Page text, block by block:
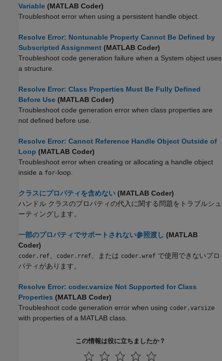
Variable (MATLAB Coder)
Troubleshoot error when using a persistent handle object.
Resolve Error: Nontunable Property Cannot Be Defined by
Subscripted Assignment (MATLAB Coder)
Troubleshoot code generation failure when a System object uses
a structure.
Resolve Error: Class Properties Must Be Fully Defined
Before Use (MATLAB Coder)
Troubleshoot code generation error when class properties are
not defined before use.
Resolve Error: Cannot Reference Handle Object Outside of
Loop (MATLAB Coder)
Troubleshoot error when creating or allocating a handle object
inside a for-loop.
クラスにプロパティを含めない (MATLAB Coder)
ハンドル クラスのプロパティの代入に関する問題をトラブルシュ
ーティングします。
一部のプロパティでサポートされない参照渡し (MATLAB
Coder)
coder.ref coder.rref 、または coder.wref で使用できないプロ
パティがあります。
Resolve Error: coder.varsize Not Supported for Class
Properties (MATLAB Coder)
Troubleshoot code generation error when using coder.varsize
with properties of a MATLAB class.
この情報は役に立ちましたか？